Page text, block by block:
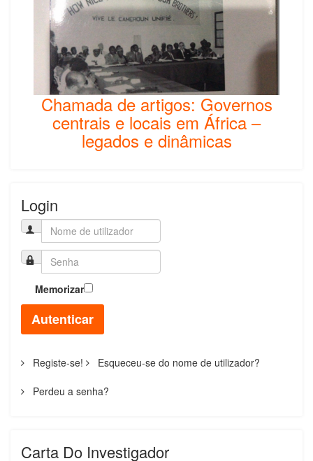
Chamada de artigos: Governos
centrais e locais em África –
legados e dinâmicas
Login
Memorizar
Autenticar
Registe-se! Esqueceu-se do nome de utilizador?
Perdeu a senha?
Carta Do Investigador